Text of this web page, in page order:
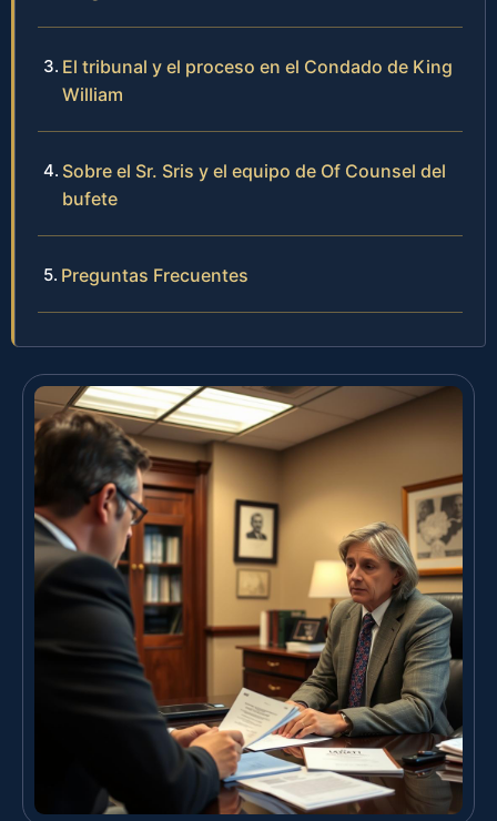
El tribunal y el proceso en el Condado de King
William
Sobre el Sr. Sris y el equipo de Of Counsel del
bufete
Preguntas Frecuentes